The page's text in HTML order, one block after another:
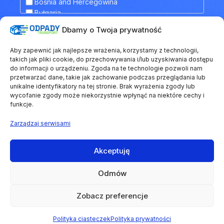
Dbamy o Twoja prywatność
Aby zapewnić jak najlepsze wrażenia, korzystamy z technologii,
takich jak pliki cookie, do przechowywania i/lub uzyskiwania dostępu
do informacji o urządzeniu. Zgoda na te technologie pozwoli nam
przetwarzać dane, takie jak zachowanie podczas przeglądania lub
unikalne identyfikatory na tej stronie. Brak wyrażenia zgody lub
wycofanie zgody może niekorzystnie wpłynąć na niektóre cechy i
funkcje.
Zarządzaj serwisami
Akceptuję
Odmów
Zobacz preferencje
Polityka ciasteczekPolityka prywatności
Holandia
Islandia
Kosowo
Liechtenstein
Litwa
Łotwa
Luksemburg
Malta
San Marino
Bułgaria
Chorwacja
Cypr
Czarnogóra
Czechy
Dania
Estonia
Finlandia
Francja
Gruzja
Liechtenstein
Łotwa
Dodatkowe informacje
© 2026 Odpady Transport. Wszystkie prawa zastrzeżone.
GrupaEKOLOGISTYKA24
Website created bychriscodes.dev